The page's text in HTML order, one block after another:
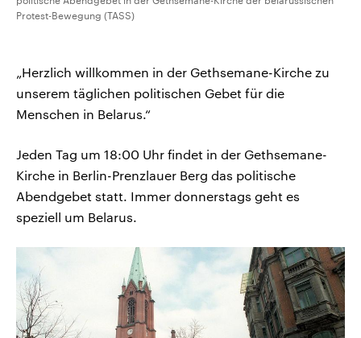
Protest-Bewegung (TASS)
„Herzlich willkommen in der Gethsemane-Kirche zu
unserem täglichen politischen Gebet für die
Menschen in Belarus.“
Jeden Tag um 18:00 Uhr findet in der Gethsemane-
Kirche in Berlin-Prenzlauer Berg das politische
Abendgebet statt. Immer donnerstags geht es
speziell um Belarus.